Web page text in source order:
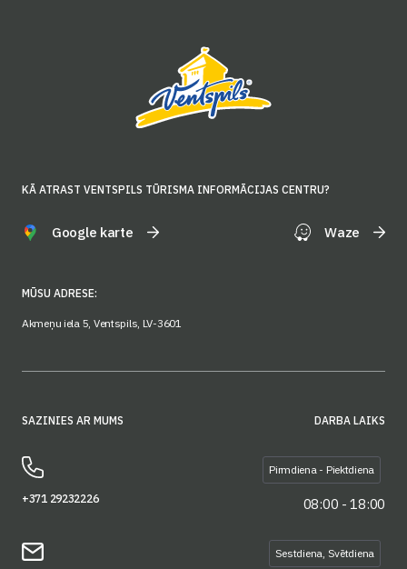
KĀ ATRAST VENTSPILS TŪRISMA INFORMĀCIJAS CENTRU?
Google karte Waze
MŪSU ADRESE:
Akmeņu iela 5, Ventspils, LV-3601
SAZINIES AR MUMS
+371 29232226
DARBA LAIKS
Pirmdiena - Piektdiena
08:00 - 18:00
Sestdiena, Svētdiena